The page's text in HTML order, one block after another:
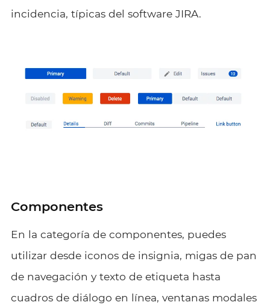
incidencia, típicas del software JIRA.
Componentes
En la categoría de componentes, puedes
utilizar desde iconos de insignia, migas de pan
de navegación y texto de etiqueta hasta
cuadros de diálogo en línea, ventanas modales